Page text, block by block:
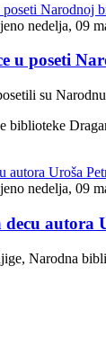
nedelja, 09
u poseti
su
biblioteke
nedelja, 09
autora
Narodna